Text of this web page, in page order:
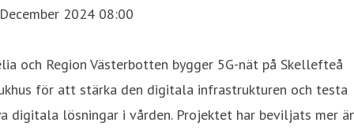
2024 08:00
och Region Västerbotten bygger 5G-nät på Skellefteå
för att stärka den digitala infrastrukturen och testa
digitala lösningar i vården. Projektet har beviljats mer